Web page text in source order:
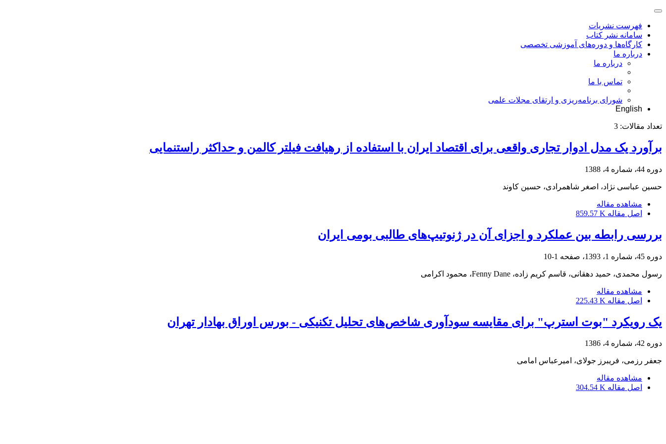
فهرست نشریات
سامانه نشر کتاب
کارگاه‌ها و دوره‌های آموزشی تخصصی
درباره ما
درباره ما
تماس با ما
شورای برنامه‌ریزی و ارتقای مجلات علمی
English
تعداد مقالات: 3
برآورد یک مدل ادوار تجاری واقعی برای اقتصاد ایران با استفاده از رهیافت فیلتر کالمن و حداکثر راستنمایی
دوره 44، شماره 4، 1388
حسین عباسی نژاد، اصغر شاهمرادی، حسین کاوند
مشاهده مقاله
اصل مقاله 859.57 K
بررسی رابطه بین عملکرد و اجزای آن در ژنوتیپ‌های طالبی بومی ایران
دوره 45، شماره 1، 1393، صفحه 1-10
رسول محمدی، حمید دهقانی، قاسم کریم زاده، Fenny Dane، محمود اکرامی
مشاهده مقاله
اصل مقاله 225.43 K
یک رویکرد "بوت استرپ" برای مقایسه سودآوری شاخص‌های تحلیل تکنیکی - بورس اوراق بهادار تهران
دوره 42، شماره 4، 1386
جعفر رزمی، فریبرز جولای، امیرعباس امامی
مشاهده مقاله
اصل مقاله 304.54 K